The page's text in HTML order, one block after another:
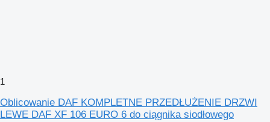
1
Oblicowanie DAF KOMPLETNE PRZEDŁUŻENIE DRZWI
LEWE DAF XF 106 EURO 6 do ciągnika siodłowego